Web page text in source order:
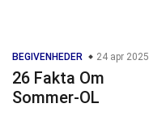
BEGIVENHEDER 24 apr 2025
26 Fakta Om
Sommer-OL